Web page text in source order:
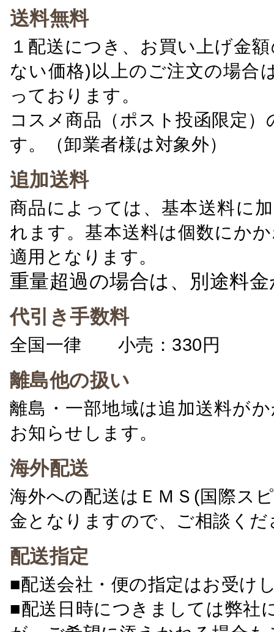
送料無料
１配送につき、お買い上げ金
ない価格)以上のご注文の場合
っております。
コスメ商品（ポスト投函限定
す。（卸業者様は対象外）
追加送料
商品によっては、基本送料に
れます。基本送料は個数にか
適用となります。
重量超過の場合は、別途料
代引き手数料
全国一律 小売：330円 卸
離島他の扱い
離島・一部地域は追加送料が
お知らせします。
海外配送
海外への配送はＥＭＳ(国際ス
金となりますので、ご相談くだ
配送指定
■配送会社・便の指定はお受け
■配送日時につきましては弊社